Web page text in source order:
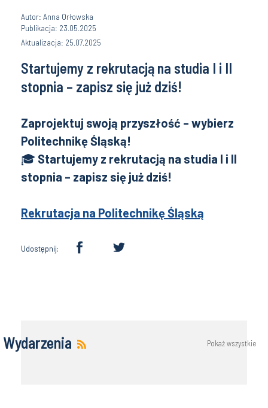
Autor: Anna Orłowska
Publikacja: 23.05.2025
Aktualizacja: 25.07.2025
Startujemy z rekrutacją na studia I i II
stopnia – zapisz się już dziś!
Zaprojektuj swoją przyszłość – wybierz
Politechnikę Śląską!
🎓 Startujemy z rekrutacją na studia I i II
stopnia – zapisz się już dziś!
Rekrutacja na Politechnikę Śląską
Udostępnij:
Wydarzenia Pokaż wszystkie